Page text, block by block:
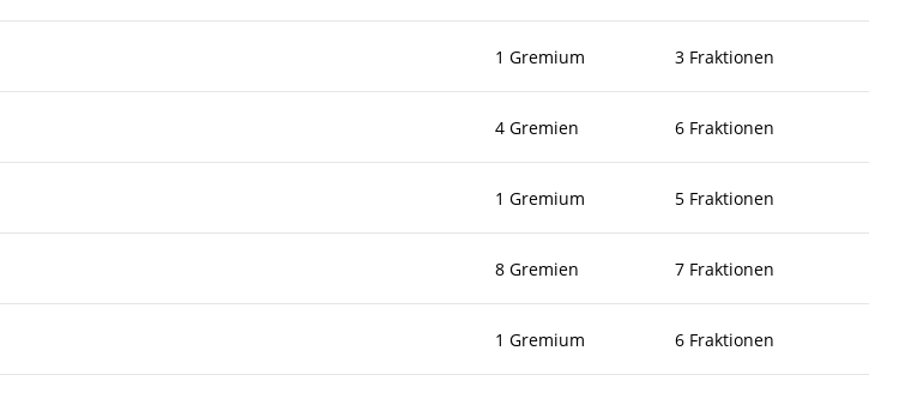
1 Gremium 3 Fraktionen
4 Gremien 6 Fraktionen
1 Gremium 5 Fraktionen
8 Gremien 7 Fraktionen
1 Gremium 6 Fraktionen